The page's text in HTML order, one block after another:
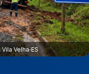
Velha‑ES